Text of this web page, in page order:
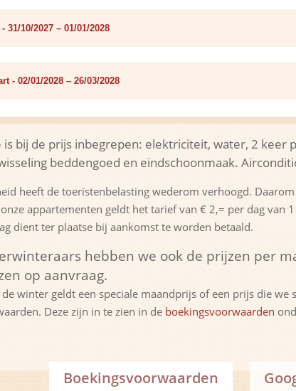
31/10/2027 – 01/01/2028
- 02/01/2028 – 26/03/2028
is bij de prijs inbegrepen: elektriciteit, water, 2 keer
beddengoed en eindschoonmaak.
heeft de toeristenbelasting wederom verhoogd.
appartementen geldt het tarief van € 2,= per dag van
dient ter plaatse bij aankomst te worden betaald.
hebben we ook de prijzen per
op aanvraag.
winter geldt een speciale maandprijs of een prijs die we
Deze zijn in te zien in de boekingsvoorwaarden
Boekingsvoorwaarden